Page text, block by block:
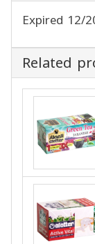
Expired 12/
Related